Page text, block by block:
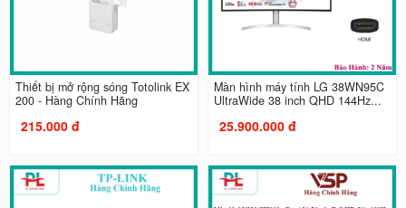
Thiết bị mở rộng sóng Totolink EX
200 - Hàng Chính Hãng
215.000 đ
Màn hình máy tính LG 38WN95C
UltraWide 38 inch QHD 144Hz...
25.900.000 đ